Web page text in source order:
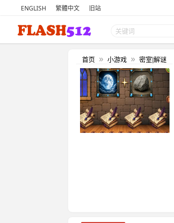
ENGLISH 繁體中文 旧站
首页 » 小游戏 » 密室|解谜